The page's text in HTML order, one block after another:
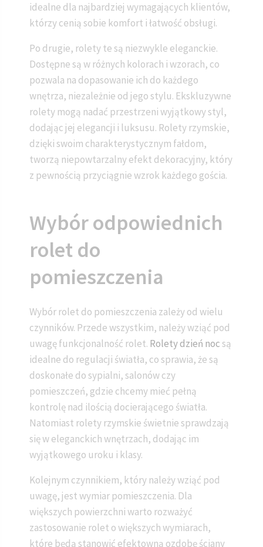
idealne dla najbardziej wymagających klientów,
którzy cenią sobie komfort i łatwość obsługi.
Po drugie, rolety te są niezwykle eleganckie.
Dostępne są w różnych kolorach i wzorach, co
pozwala na dopasowanie ich do każdego
wnętrza, niezależnie od jego stylu. Ekskluzywne
rolety mogą nadać przestrzeni wyjątkowy styl,
dodając jej elegancji i luksusu. Rolety rzymskie,
dzięki swoim charakterystycznym fałdom,
tworzą niepowtarzalny efekt dekoracyjny, który
z pewnością przyciągnie wzrok każdego gościa.
Wybór odpowiednich
rolet do
pomieszczenia
Wybór rolet do pomieszczenia zależy od wielu
czynników. Przede wszystkim, należy wziąć pod
uwagę funkcjonalność rolet. Rolety dzień nocsą
idealne do regulacji światła, co sprawia, że są
doskonałe do sypialni, salonów czy
pomieszczeń, gdzie chcemy mieć pełną
kontrolę nad ilością docierającego światła.
Natomiast rolety rzymskie świetnie sprawdzają
się w eleganckich wnętrzach, dodając im
wyjątkowego uroku i klasy.
Kolejnym czynnikiem, który należy wziąć pod
uwagę, jest wymiar pomieszczenia. Dla
większych powierzchni warto rozważyć
zastosowanie rolet o większych wymiarach,
które będą stanowić efektowną ozdobę ściany